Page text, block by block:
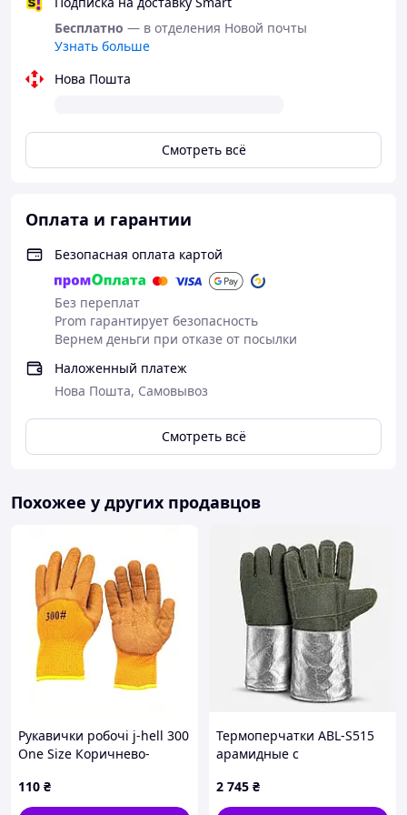
Бесплатно — в отделения Новой почты
Узнать больше
Нова Пошта
Смотреть всё
Оплата и гарантии
Безопасная оплата картой
Без переплат
Prom гарантирует безопасность
Вернем деньги при отказе от посылки
Наложенный платеж
Нова Пошта, Самовывоз
Смотреть всё
Похожее у других продавцов
Рукавички робочі j-hell 300
One Size Коричнево-
882450CM8
110 ₴
Термоперчатки ABL-S515
арамидные с
крагой выдерживают 1000
градусов
2 745 ₴